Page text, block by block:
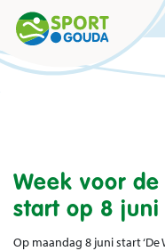
Direct naar de inhoud van de
Datum: 04 juni 2026
Week voor
start op 8 juni
Op maandag 8 juni start ‘De